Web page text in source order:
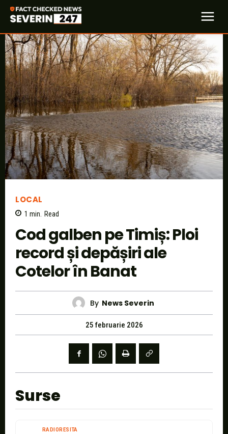
LOCAL
1 min. Read
Cod galben pe Timiș: Ploi
record și depășiri ale
Cotelor în Banat
By News Severin
25 februarie 2026
Surse
RADIORESITA